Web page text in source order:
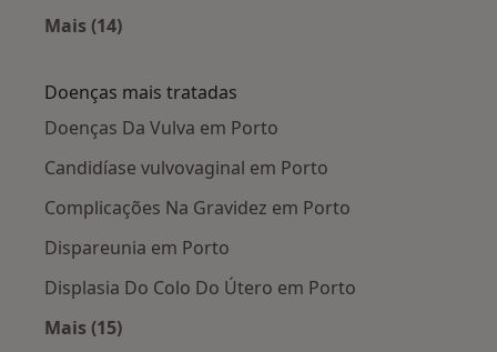
Mais (14)
Doenças mais tratadas
Doenças Da Vulva em Porto
Candidíase vulvovaginal em Porto
Complicações Na Gravidez em Porto
Dispareunia em Porto
Displasia Do Colo Do Útero em Porto
Mais (15)